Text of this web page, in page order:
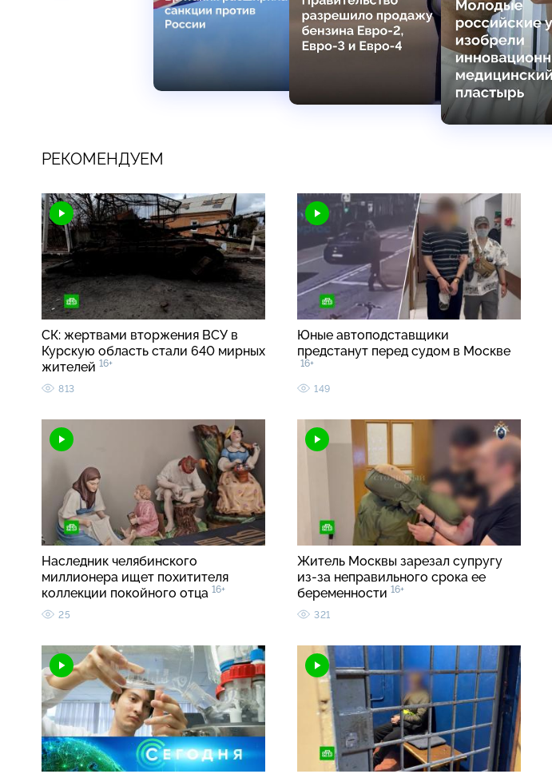
РЕКОМЕНДУЕМ
СК: жертвами вторжения ВСУ в
Курскую область стали 640 мирных
жителей 16+
813
Юные автоподставщики
предстанут перед судом в Москве
16+
149
Наследник челябинского
миллионера ищет похитителя
коллекции покойного отца 16+
25
Житель Москвы зарезал супругу
из-за неправильного срока ее
беременности 16+
321